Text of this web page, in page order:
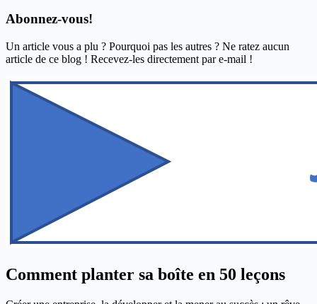
Abonnez-vous!
Un article vous a plu ? Pourquoi pas les autres ? Ne ratez aucun
article de ce blog ! Recevez-les directement par e-mail !
Comment planter sa boîte en 50 leçons